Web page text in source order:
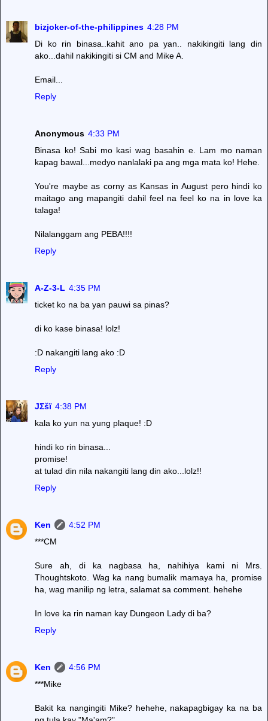
bizjoker-of-the-philippines 4:28 PM
Di ko rin binasa..kahit ano pa yan.. nakikingiti lang din
ako...dahil nakikingiti si CM and Mike A.
Email...
Reply
Anonymous 4:33 PM
Binasa ko! Sabi mo kasi wag basahin e. Lam mo naman
kapag bawal...medyo nanlalaki pa ang mga mata ko! Hehe.
You're maybe as corny as Kansas in August pero hindi ko
maitago ang mapangiti dahil feel na feel ko na in love ka
talaga!
Nilalanggam ang PEBA!!!!
Reply
A-Z-3-L 4:35 PM
ticket ko na ba yan pauwi sa pinas?
di ko kase binasa! lolz!
:D nakangiti lang ako :D
Reply
JΣšï 4:38 PM
kala ko yun na yung plaque! :D
hindi ko rin binasa...
promise!
at tulad din nila nakangiti lang din ako...lolz!!
Reply
Ken
4:52 PM
***CM
Sure ah, di ka nagbasa ha, nahihiya kami ni Mrs.
Thoughtskoto. Wag ka nang bumalik mamaya ha, promise
ha, wag manilip ng letra, salamat sa comment. hehehe
In love ka rin naman kay Dungeon Lady di ba?
Reply
Ken
4:56 PM
***Mike
Bakit ka nangingiti Mike? hehehe, nakapagbigay ka na ba